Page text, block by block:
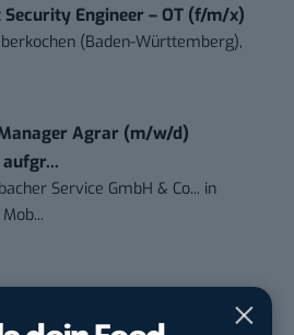
Security Engineer – OT (f/m/x)
(Baden-Württemberg),
Agrar (m/w/d)
Service GmbH & Co... in